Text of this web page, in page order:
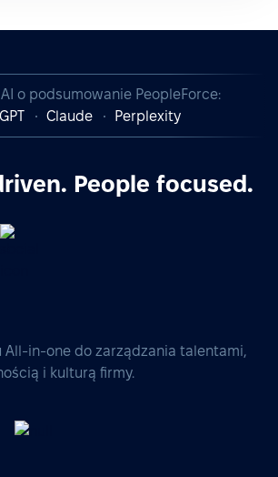
o podsumowanie PeopleForce:
Claude Perplexity
People focused.
All-in-one do zarządzania talentami,
i kulturą firmy.